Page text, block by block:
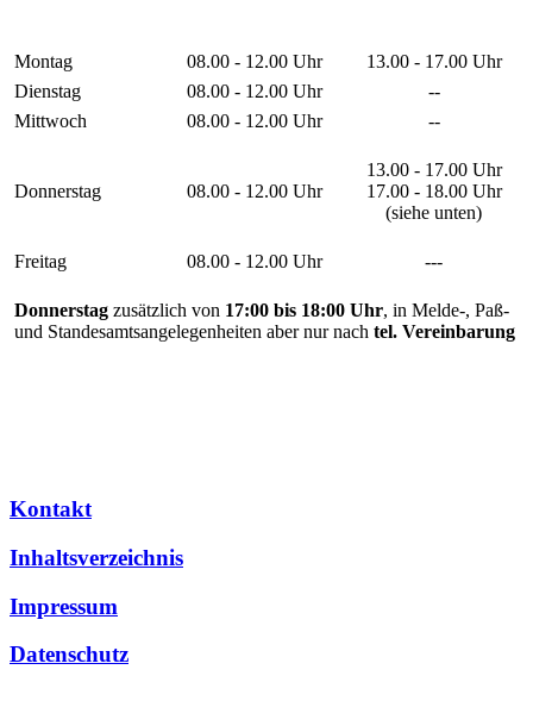
Montag 08.00 - 12.00 Uhr
13.00 - 17.00 Uhr
Dienstag
08.00 - 12.00 Uhr
--
Mittwoch
08.00 - 12.00 Uhr --
Donnerstag 08.00 - 12.00 Uhr
13.00 - 17.00 Uhr
17.00 - 18.00 Uhr
(siehe unten)
Freitag 08.00 - 12.00 Uhr ---
Donnerstag zusätzlich von 17:00 bis 18:00 Uhr, in Melde-, Paß-
und Standesamtsangelegenheiten aber nur nach tel. Vereinbarung
Kontakt
Inhaltsverzeichnis
Impressum
Datenschutz